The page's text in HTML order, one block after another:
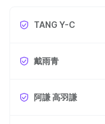
TANG Y-C
戴雨青
阿謙 高羽謙